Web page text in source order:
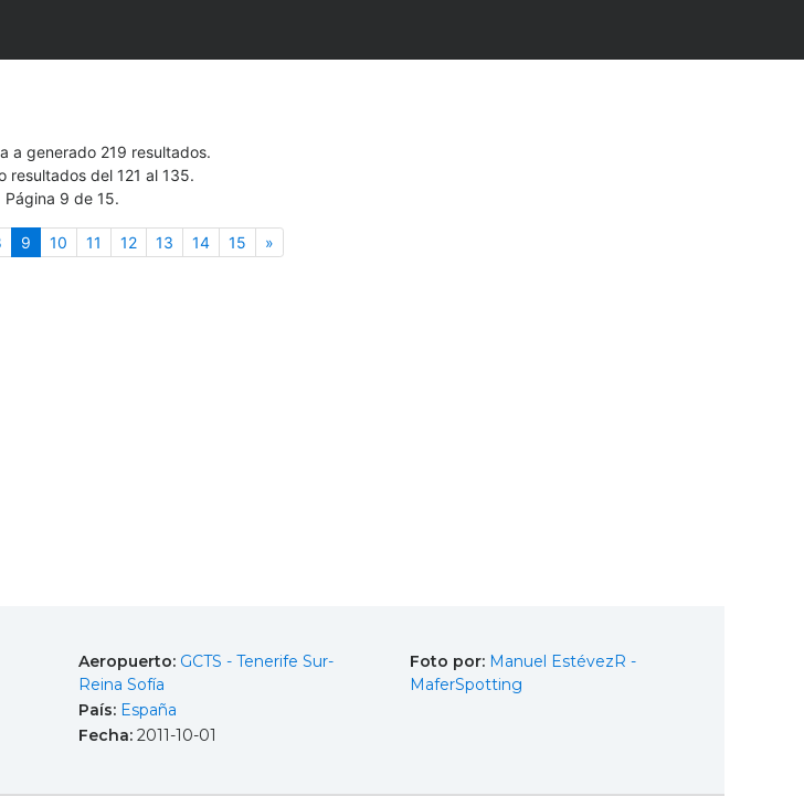
a generado 219 resultados.
resultados del 121 al 135.
Página 9 de 15.
9(actual)
10 11 12 13 14 15 »Siguiente
Aeropuerto: GCTS - Tenerife Sur-
Reina Sofía
País: España
Fecha: 2011-10-01
Foto por: Manuel EstévezR -
MaferSpotting